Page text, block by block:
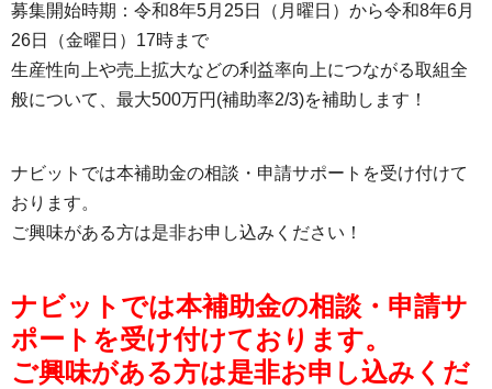
募集開始時期：令和8年5月25日（月曜日）から令和8年6月
26日（金曜日）17時まで
生産性向上や売上拡大などの利益率向上につながる取組全
般について、最大500万円(補助率2/3)を補助します！
ナビットでは本補助金の相談・申請サポートを受け付けて
おります。
ご興味がある方は是非お申し込みください！
ナビットでは本補助金の相談・申請サ
ポートを受け付けております。
ご興味がある方は是非お申し込みくだ